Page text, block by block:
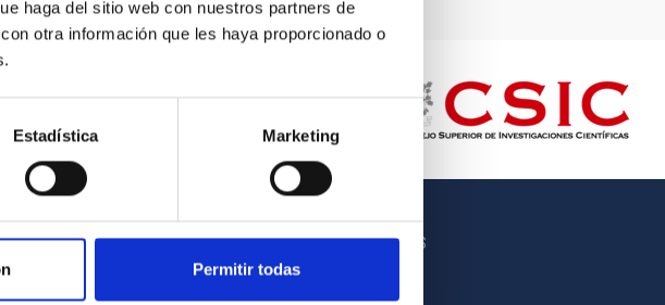
haga del sitio web con nuestros partners de
otra información que les haya proporcionado o
Estadística Marketing
Permitir todas
DEL IAC OTROS ENLACES